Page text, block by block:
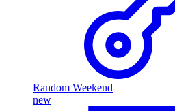
Random Weekend
new